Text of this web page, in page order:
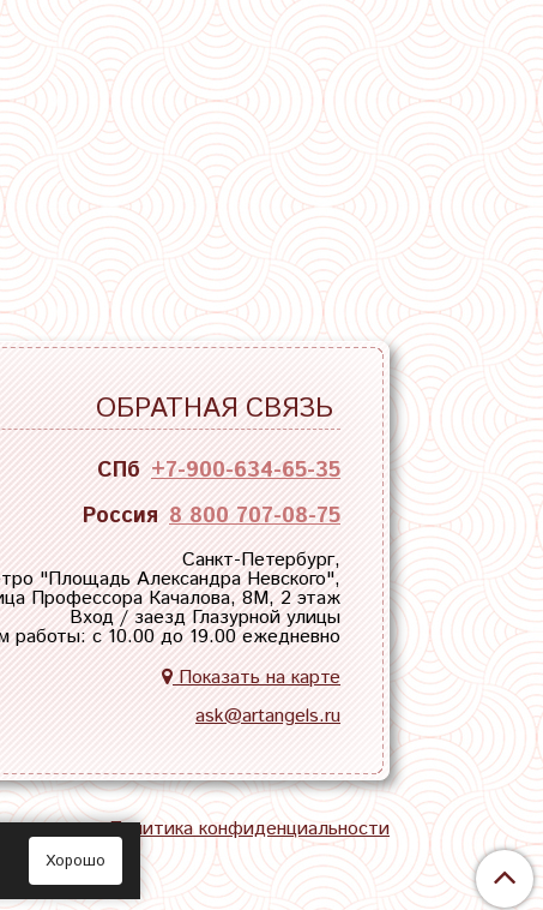
ОБРАТНАЯ СВЯЗЬ
СПб +7-900-634-65-35
Россия 8 800 707-08-75
Санкт-Петербург,
"Площадь Александра Невского",
Профессора Качалова, 8М, 2 этаж
Вход / заезд Глазурной улицы
работы: с 10.00 до 19.00 ежедневно
Показать на карте
ask@artangels.ru
связь Политика конфиденциальности
Хорошо